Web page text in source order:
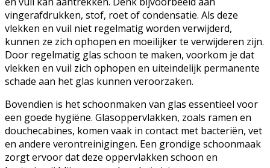
vingerafdrukken, stof, roet of condensatie. Als deze
vlekken en vuil niet regelmatig worden verwijderd,
kunnen ze zich ophopen en moeilijker te verwijderen zijn.
Door regelmatig glas schoon te maken, voorkom je dat
vlekken en vuil zich ophopen en uiteindelijk permanente
schade aan het glas kunnen veroorzaken.
Bovendien is het schoonmaken van glas essentieel voor
een goede hygiëne. Glasoppervlakken, zoals ramen en
douchecabines, komen vaak in contact met bacteriën, vet
en andere verontreinigingen. Een grondige schoonmaak
zorgt ervoor dat deze oppervlakken schoon en